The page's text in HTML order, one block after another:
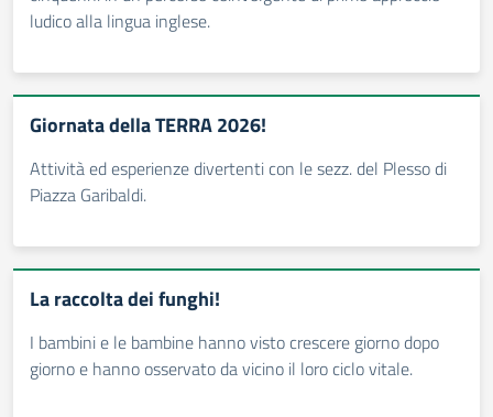
ludico alla lingua inglese.
Giornata della TERRA 2026!
Attività ed esperienze divertenti con le sezz. del Plesso di
Piazza Garibaldi.
La raccolta dei funghi!
I bambini e le bambine hanno visto crescere giorno dopo
giorno e hanno osservato da vicino il loro ciclo vitale.